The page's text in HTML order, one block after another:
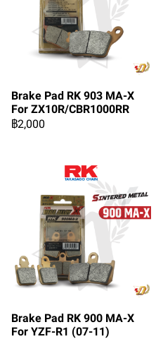
Brake Pad RK 903 MA-X
For ZX10R/CBR1000RR
฿2,000
Brake Pad RK 900 MA-X
For YZF-R1 (07-11)